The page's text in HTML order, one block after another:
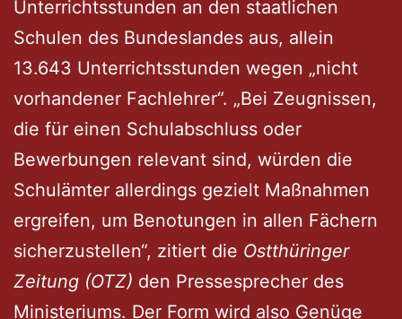
Unterrichtsstunden an den staatlichen
Schulen des Bundeslandes aus, allein
13.643 Unterrichtsstunden wegen „nicht
vorhandener Fachlehrer“. „Bei Zeugnissen,
die für einen Schulabschluss oder
Bewerbungen relevant sind, würden die
Schulämter allerdings gezielt Maßnahmen
ergreifen, um Benotungen in allen Fächern
sicherzustellen“, zitiert die Ostthüringer
Zeitung (OTZ) den Pressesprecher des
Ministeriums. Der Form wird also Genüge